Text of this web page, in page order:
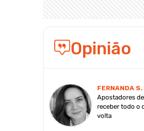
Opinião
FERNANDA
Apostadores
receber todo o
volta